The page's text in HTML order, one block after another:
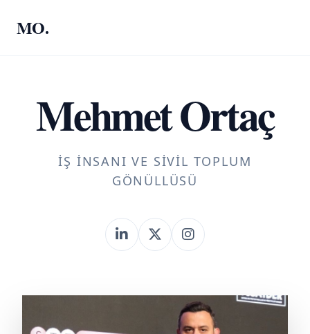
MO.
Mehmet Ortaç
İŞ İNSANI VE SIVIL TOPLUM
GÖNÜLLÜSÜ